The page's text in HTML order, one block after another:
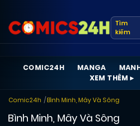
Tìm
kiếm
COMIC24H MANGA
XEM THÊM ▸
Comic24h Bình Minh, Mây Và Sông
Bình Minh, Mây Và Sông